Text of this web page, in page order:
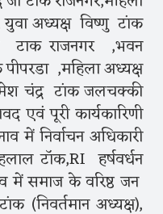
युवा अध्यक्ष विष्णु टांक
टाक राजनगर ,भवन
पीपरडा ,महिला अध्यक्ष
चंद्र टांक जलचक्की
एवं पूरी कार्यकारिणी
में निर्वाचन अधिकारी
टॉक,RI हर्षवर्धन
में समाज के वरिष्ठ जन
(निवर्तमान अध्यक्ष),